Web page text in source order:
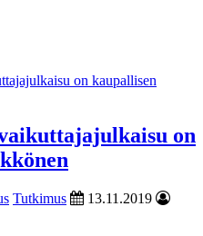
on
Tutkimus
13.11.2019